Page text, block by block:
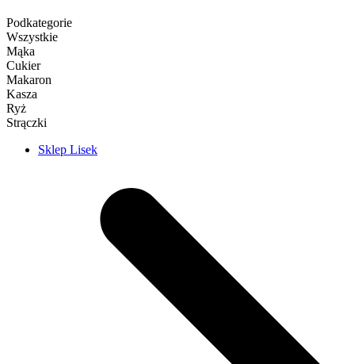
Podkategorie
Wszystkie
Mąka
Cukier
Makaron
Kasza
Ryż
Strączki
Sklep Lisek